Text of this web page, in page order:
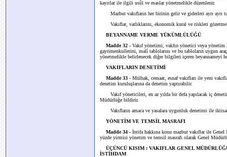
kayıtlar ile ilgili usûl ve esaslar yönetmelikle düzenlenir.
Mazbut vakıfların her birinin gelir ve giderleri ayrı ayrı
Vakıflar, varlıklarını, ekonomik kural ve riskleri
BEYANNAME VERME YÜKÜMLÜLÜĞÜ
Madde 32 - Vakıf yönetimi; vakfın yönetici veya yönetim
gayrimenkullerini, malî tablolarını ve bu tabloların uygun
yönetmelikle belirlenecek diğer bilgileri içeren beyannameyi
VAKIFLARIN DENETİMİ
Madde 33 - Mülhak, cemaat, esnaf vakıfları ile yeni
denetim kuruluşlarına da denetim yaptırabilir.
Vakıf yöneticileri, en az yılda bir defa yapılacak iç
Müdürlüğe bildirir.
Vakıfların amaca ve yasalara uygunluk denetimi ile
YÖNETİM VE TEMSİL MASRAFI
Madde 34 - İntifa hakkına konu mazbut vakıflar ile
yüzde yirmisi yönetim ve temsil masrafı olarak Genel
ÜÇÜNCÜ KISIM : VAKIFLAR GENEL
İSTİHDAM